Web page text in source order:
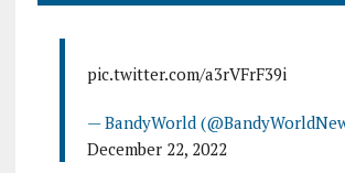
pic.twitter.com/a3rVFrF39i
— BandyWorld
December 22, 2022